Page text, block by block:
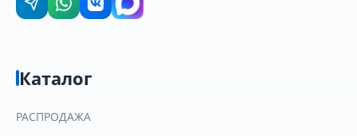
Каталог
РАСПРОДАЖА